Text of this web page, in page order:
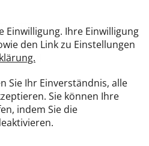
hatte
und
liegen
doch
Einwilligung. Ihre Einwilligung
den Link zu Einstellungen
Sie Ihr Einverständnis, alle
Sie können Ihre
indem Sie die